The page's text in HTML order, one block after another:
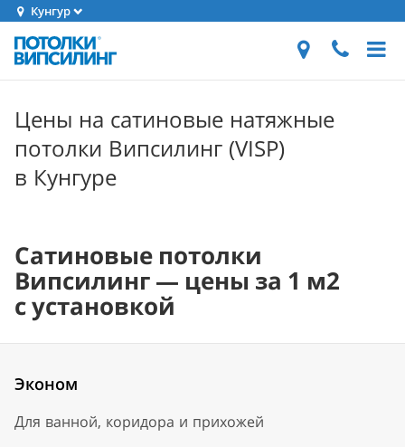
Кунгур
Цены на сатиновые натяжные
потолки Випсилинг (VISP)
в Кунгуре
Сатиновые потолки
Випсилинг — цены за 1 м2
с установкой
Эконом
Для ванной, коридора и прихожей